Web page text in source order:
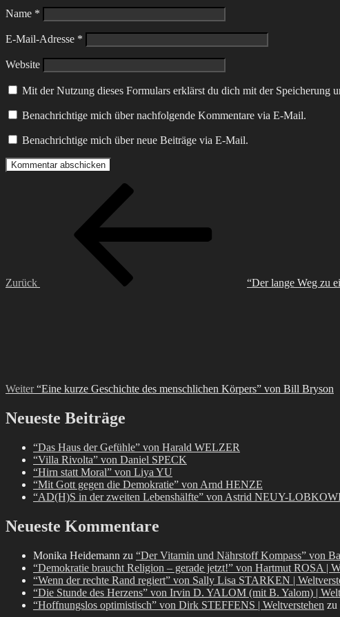
Name *
E-Mail-Adresse *
Website
Mit der Nutzung dieses Formulars erklärst du dich mit der Speicherung
Benachrichtige mich über nachfolgende Kommentare via E-Mail.
Benachrichtige mich über neue Beiträge via E-Mail.
Zurück “Der lange Weg zu
Weiter “Eine kurze Geschichte des menschlichen Körpers” von Bill Bryson
Neueste Beiträge
“Das Haus der Gefühle” von Harald WELZER
“Villa Rivolta” von Daniel SPECK
“Hirn statt Moral” von Liya YU
“Mit Gott gegen die Demokratie” von Arnd HENZE
“AD(H)S in der zweiten Lebenshälfte” von Astrid NEUY-
Neueste Kommentare
Monika Heidemann zu “Der Vitamin und Nährstoff Kompass” von
“Demokratie braucht Religion – gerade jetzt!” von Hartmut ROSA |
“Wenn der rechte Rand regiert” von Sally Lisa STARKEN |
“Die Stunde des Herzens” von Irvin D. YALOM (mit B. Yalom) |
“Hoffnungslos optimistisch” von Dirk STEFFENS | Weltverstehen zu